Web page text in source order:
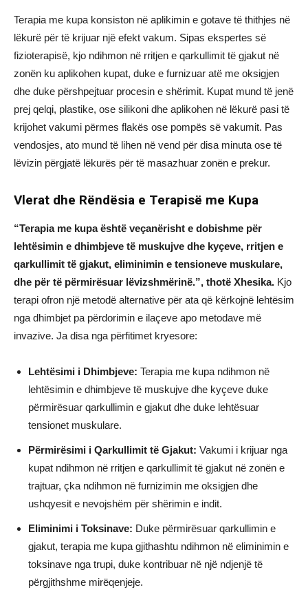
Terapia me kupa konsiston në aplikimin e gotave të thithjes në
lëkurë për të krijuar një efekt vakum. Sipas ekspertes së
fizioterapisë, kjo ndihmon në rritjen e qarkullimit të gjakut në
zonën ku aplikohen kupat, duke e furnizuar atë me oksigjen
dhe duke përshpejtuar procesin e shërimit. Kupat mund të jenë
prej qelqi, plastike, ose silikoni dhe aplikohen në lëkurë pasi të
krijohet vakumi përmes flakës ose pompës së vakumit. Pas
vendosjes, ato mund të lihen në vend për disa minuta ose të
lëvizin përgjatë lëkurës për të masazhuar zonën e prekur.
Vlerat dhe Rëndësia e Terapisë me Kupa
“Terapia me kupa është veçanërisht e dobishme për
lehtësimin e dhimbjeve të muskujve dhe kyçeve, rritjen e
qarkullimit të gjakut, eliminimin e tensioneve muskulare,
dhe për të përmirësuar lëvizshmërinë.”, thotë Xhesika. Kjo
terapi ofron një metodë alternative për ata që kërkojnë lehtësim
nga dhimbjet pa përdorimin e ilaçeve apo metodave më
invazive. Ja disa nga përfitimet kryesore:
Lehtësimi i Dhimbjeve: Terapia me kupa ndihmon në
lehtësimin e dhimbjeve të muskujve dhe kyçeve duke
përmirësuar qarkullimin e gjakut dhe duke lehtësuar
tensionet muskulare.
Përmirësimi i Qarkullimit të Gjakut: Vakumi i krijuar nga
kupat ndihmon në rritjen e qarkullimit të gjakut në zonën e
trajtuar, çka ndihmon në furnizimin me oksigjen dhe
ushqyesit e nevojshëm për shërimin e indit.
Eliminimi i Toksinave: Duke përmirësuar qarkullimin e
gjakut, terapia me kupa gjithashtu ndihmon në eliminimin e
toksinave nga trupi, duke kontribuar në një ndjenjë të
përgjithshme mirëqenjeje.